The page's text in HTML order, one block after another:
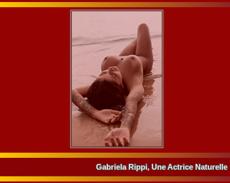
Gabriela Rippi, Une Actrice Naturelle